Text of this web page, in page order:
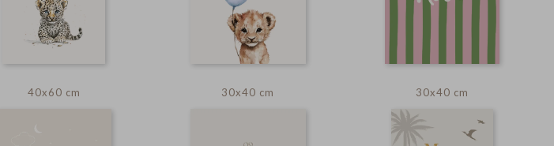
40x60 cm 30x40 cm 30x40 cm